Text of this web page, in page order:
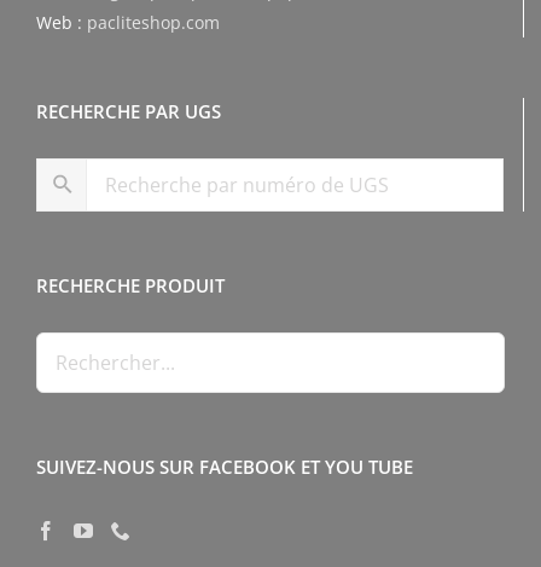
Web : pacliteshop.com
RECHERCHE PAR UGS
RECHERCHE PRODUIT
SUIVEZ-NOUS SUR FACEBOOK ET YOU TUBE